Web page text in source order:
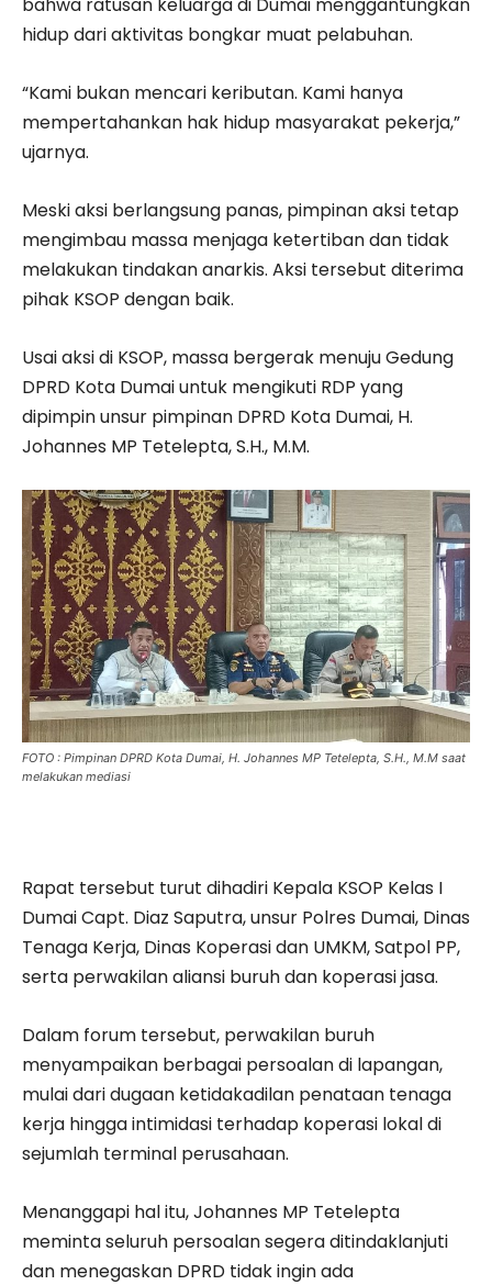
hidup dari aktivitas bongkar muat pelabuhan.
“Kami bukan mencari keributan. Kami hanya
mempertahankan hak hidup masyarakat pekerja,”
ujarnya.
Meski aksi berlangsung panas, pimpinan aksi tetap
mengimbau massa menjaga ketertiban dan tidak
melakukan tindakan anarkis. Aksi tersebut diterima
pihak KSOP dengan baik.
Usai aksi di KSOP, massa bergerak menuju Gedung
DPRD Kota Dumai untuk mengikuti RDP yang
dipimpin unsur pimpinan DPRD Kota Dumai, H.
Johannes MP Tetelepta, S.H., M.M.
FOTO : Pimpinan DPRD Kota Dumai, H. Johannes MP Tetelepta, S.H., M.M saat
melakukan mediasi
Rapat tersebut turut dihadiri Kepala KSOP Kelas I
Dumai Capt. Diaz Saputra, unsur Polres Dumai, Dinas
Tenaga Kerja, Dinas Koperasi dan UMKM, Satpol PP,
serta perwakilan aliansi buruh dan koperasi jasa.
Dalam forum tersebut, perwakilan buruh
menyampaikan berbagai persoalan di lapangan,
mulai dari dugaan ketidakadilan penataan tenaga
kerja hingga intimidasi terhadap koperasi lokal di
sejumlah terminal perusahaan.
Menanggapi hal itu, Johannes MP Tetelepta
meminta seluruh persoalan segera ditindaklanjuti
dan menegaskan DPRD tidak ingin ada